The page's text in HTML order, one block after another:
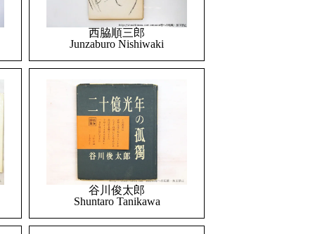
西脇順三郎
Junzaburo Nishiwaki
谷川俊太郎
Shuntaro Tanikawa